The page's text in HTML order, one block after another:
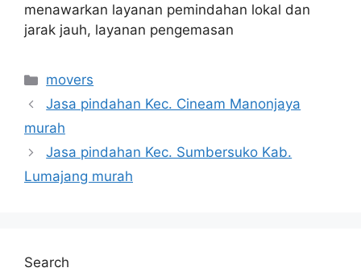
menawarkan layanan pemindahan lokal dan
jarak jauh, layanan pengemasan
Categories
movers
Jasa pindahan Kec. Cineam Manonjaya
murah
Jasa pindahan Kec. Sumbersuko Kab.
Lumajang murah
Search